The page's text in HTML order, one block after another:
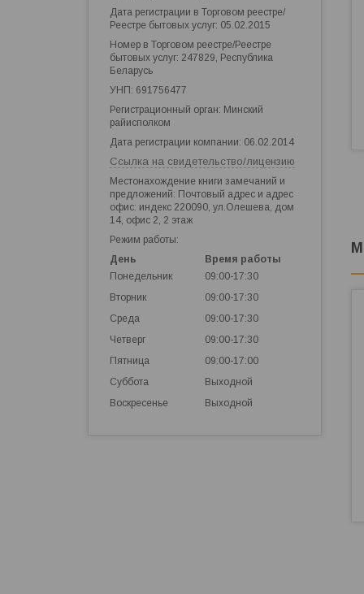
Дата регистрации в Торговом реестре/
Реестре бытовых услуг: 05.02.2015
Номер в Торговом реестре/Реестре
бытовых услуг: 247829, Республика
Беларусь
УНП: 691756477
Регистрационный орган: Минский
райисполком
Дата регистрации компании: 06.02.2014
Ссылка на свидетельство/лицензию
Местонахождение книги замечаний и
предложений: Почтовый адрес и адрес
офис: индекс 220090, ул.Олешева, дом
14, офис 2, 2 этаж
Режим работы:
День
Время работы
Понедельник
09:00-17:30
Вторник
09:00-17:30
Среда
09:00-17:30
Четверг
09:00-17:30
Пятница
09:00-17:00
Суббота
Выходной
Воскресенье
Выходной